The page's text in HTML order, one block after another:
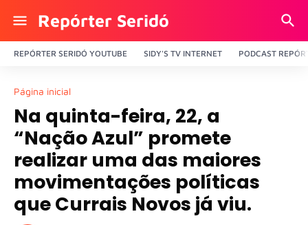
Repórter Seridó
REPÓRTER SERIDÓ YOUTUBE SIDY'S TV INTERNET PODCAST
Página inicial
Na quinta-feira, 22, a
“Nação Azul” promete
realizar uma das maiores
movimentações políticas
que Currais Novos já viu.